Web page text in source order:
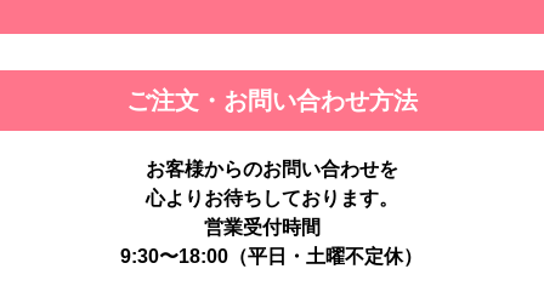
ご注文・お問い合わせ方法
お客様からのお問い合わせを
心よりお待ちしております。
営業受付時間
9:30〜18:00（平日・土曜不定休）